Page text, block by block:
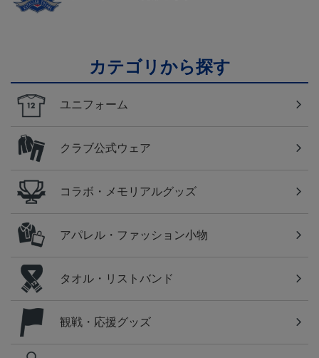
カテゴリから探す
ユニフォーム
クラブ公式ウェア
コラボ・メモリアルグッズ
アパレル・ファッション小物
タオル・リストバンド
観戦・応援グッズ